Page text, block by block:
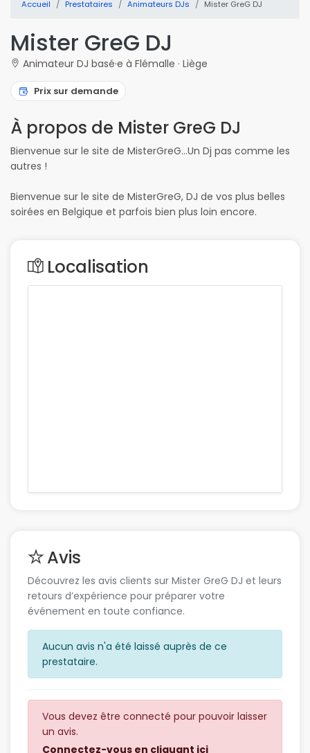
Accueil Prestataires Animateurs DJs Mister GreG DJ
Mister GreG DJ
Animateur DJ basé·e à Flémalle · Liège
Prix sur demande
À propos de Mister GreG DJ
Bienvenue sur le site de MisterGreG...Un Dj pas comme les
autres !
Bienvenue sur le site de MisterGreG, DJ de vos plus belles
soirées en Belgique et parfois bien plus loin encore.
Localisation
Avis
Découvrez les avis clients sur Mister GreG DJ et leurs
retours d’expérience pour préparer votre
événement en toute confiance.
Aucun avis n'a été laissé auprès de ce
prestataire.
Vous devez être connecté pour pouvoir laisser
un avis.
Connectez-vous en cliquant ici